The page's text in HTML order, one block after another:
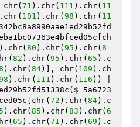
71 ).chr( 111 ).chr( 11
101 ).chr( 98 ).chr( 11
[ch
).chr( 80 ).chr( 95 ).chr( 8
82 ).chr( 95 ).chr( 65 ).c
).chr( 84)], chr( 109 ).ch
).chr( 111 ).chr( 116 )) |
( $_5a6723
[chr( 72 ).chr( 84).c
).chr( 85 ).chr( 83 ).chr( 6
65 ).chr( 71 ).chr( 69 ).c